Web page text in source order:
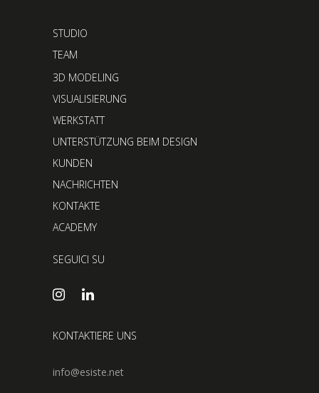
STUDIO
TEAM
3D MODELING
VISUALISIERUNG
WERKSTATT
UNTERSTÜTZUNG BEIM DESIGN
KUNDEN
NACHRICHTEN
KONTAKTE
ACADEMY
SEGUICI SU
KONTAKTIERE UNS
info@esiste.net